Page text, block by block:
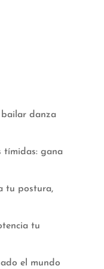
danza
tímidas: gana
tu postura,
tu
el mundo